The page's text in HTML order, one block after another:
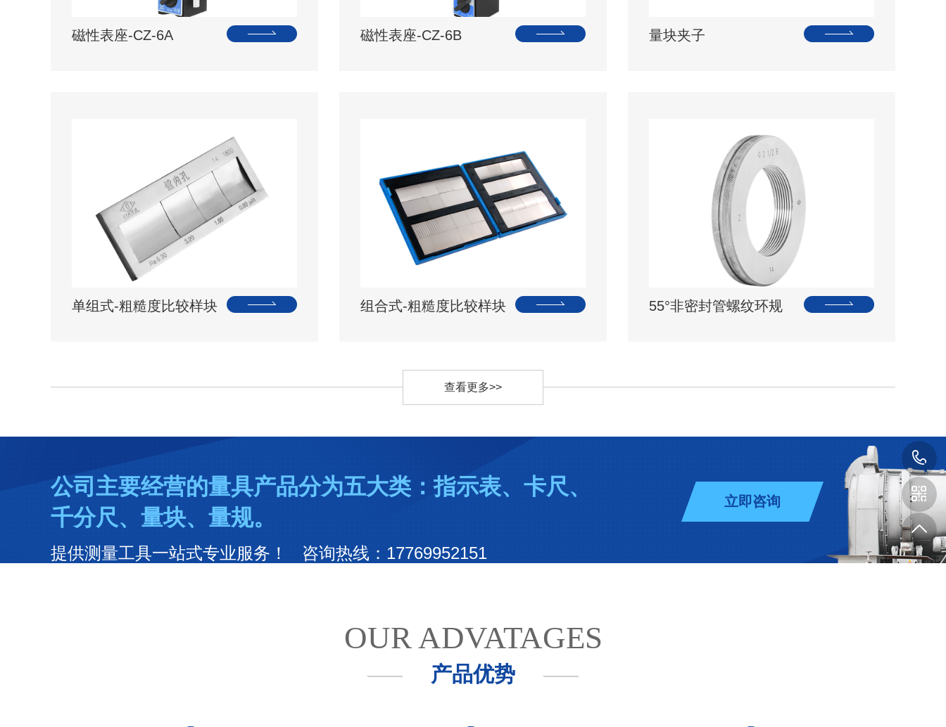
磁性表座-CZ-6A 磁性表座-CZ-6B 量块夹子
单组式-粗糙度比较样块 组合式-粗糙度比较样块 55°非密封管螺纹环规
查看更多>>
公司主要经营的量具产品分为五大类：指示表、卡尺、
千分尺、量块、量规。
提供测量工具一站式专业服务！ 咨询热线：17769952151
立即咨询
OUR ADVATAGES
产品优势